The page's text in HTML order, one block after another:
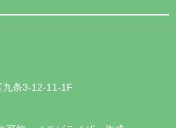
九条3-12-11-1F